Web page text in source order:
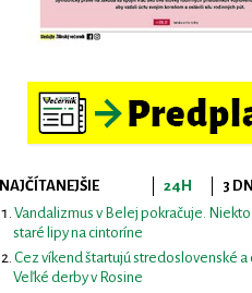
NAJČÍTANEJŠIE 24H 3 DNI
Vandalizmus v Belej pokračuje.
staré lipy na cintoríne
Cez víkend štartujú stredoslovenské
Veľké derby v Rosine